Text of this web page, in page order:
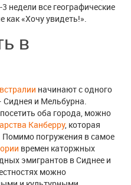
недели все географические
как «Хочу увидеть!».
в
начинают с одного
Сиднея и Мельбурна.
оба города, можно
Канберру, которая
погружения в самое
времен каторжных
эмигрантов в Сиднее и
можно